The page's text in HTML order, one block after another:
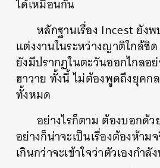
ได้เหมือนกัน
หลักฐานเรื่อง Incest ยัง
แต่งงานในระหว่างญาติใกล้ชิ
ยังมีปรากฏในตะวันออกไกลอ
ฮาวาย ทั้งนี้ ไม่ต้องพูดถึงยุคก
ทั้งหมด
อย่างไรก็ตาม ต้องบอกด้
อย่างก็น่าจะเป็นเรื่องต้องห้า
เกินกว่าจะเข้าใจว่าตัวเองกำ
ค้นหา